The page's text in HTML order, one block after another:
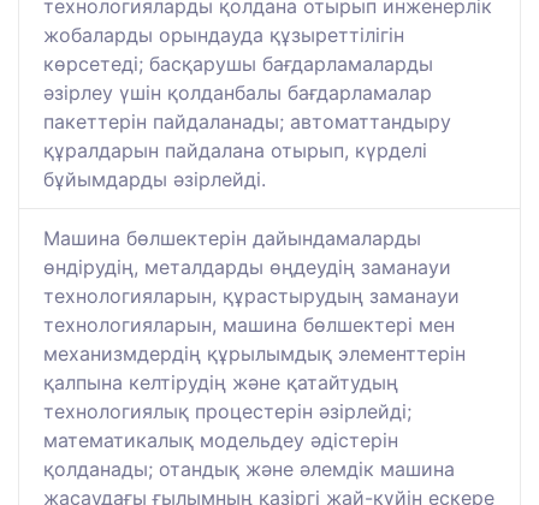
технологияларды қолдана отырып инженерлік
жобаларды орындауда құзыреттілігін
көрсетеді; басқарушы бағдарламаларды
әзірлеу үшін қолданбалы бағдарламалар
пакеттерін пайдаланады; автоматтандыру
құралдарын пайдалана отырып, күрделі
бұйымдарды әзірлейді.
Машина бөлшектерін дайындамаларды
өндірудің, металдарды өңдеудің заманауи
технологияларын, құрастырудың заманауи
технологияларын, машина бөлшектері мен
механизмдердің құрылымдық элементтерін
қалпына келтірудің және қатайтудың
технологиялық процестерін әзірлейді;
математикалық модельдеу әдістерін
қолданады; отандық және әлемдік машина
жасаудағы ғылымның қазіргі жай-күйін ескере